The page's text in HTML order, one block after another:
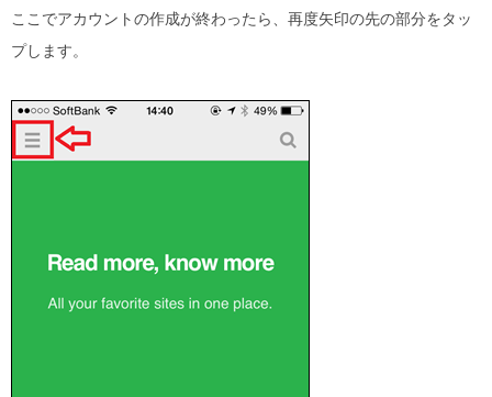
ここでアカウントの作成が終わったら、再度矢印の先の部分をタッ
プします。